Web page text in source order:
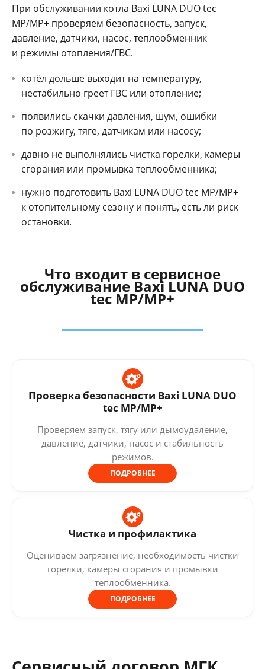
При обслуживании котла Baxi LUNA DUO tec
MP/MP+ проверяем безопасность, запуск,
давление, датчики, насос, теплообменник
и режимы отопления/ГВС.
котёл дольше выходит на температуру,
нестабильно греет ГВС или отопление;
появились скачки давления, шум, ошибки
по розжигу, тяге, датчикам или насосу;
давно не выполнялись чистка горелки, камеры
сгорания или промывка теплообменника;
нужно подготовить Baxi LUNA DUO tec MP/MP+
к отопительному сезону и понять, есть ли риск
остановки.
Что входит в сервисное
обслуживание Baxi LUNA DUO
tec MP/MP+
Проверка безопасности Baxi LUNA DUO
tec MP/MP+
Проверяем запуск, тягу или дымоудаление,
давление, датчики, насос и стабильность
режимов.
ПОДРОБНЕЕ
Чистка и профилактика
Оцениваем загрязнение, необходимость чистки
горелки, камеры сгорания и промывки
теплообменника.
ПОДРОБНЕЕ